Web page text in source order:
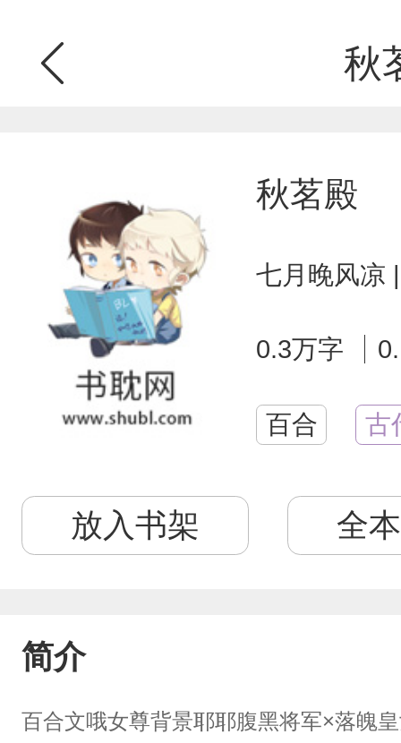
秋
秋茗殿
七月晚风凉
0.3万字
百合 古
放入书架 全
简介
百合文哦女尊背景耶耶腹黑将军×落魄